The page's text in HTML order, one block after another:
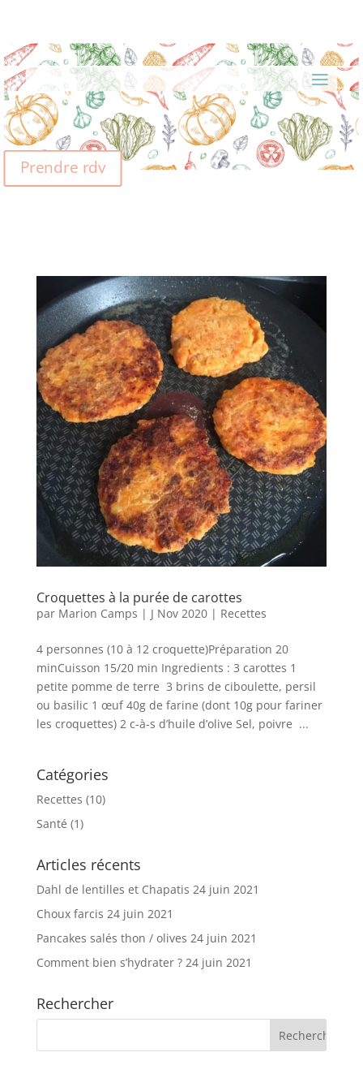
Prendre rdv
Croquettes à la purée de carottes
par Marion Camps | J Nov 2020| Recettes
4 personnes (10 à 12 croquette)Préparation 20
minCuisson 15/20 min Ingredients : 3 carottes 1
petite pomme de terre 3 brins de ciboulette, persil
ou basilic 1 œuf 40g de farine (dont 10g pour fariner
les croquettes) 2 c-à-s d’huile d’olive Sel, poivre ...
Catégories
Recettes (10)
Santé (1)
Articles récents
Dahl de lentilles et Chapatis 24 juin 2021
Choux farcis 24 juin 2021
Pancakes salés thon / olives 24 juin 2021
Comment bien s’hydrater ? 24 juin 2021
Rechercher